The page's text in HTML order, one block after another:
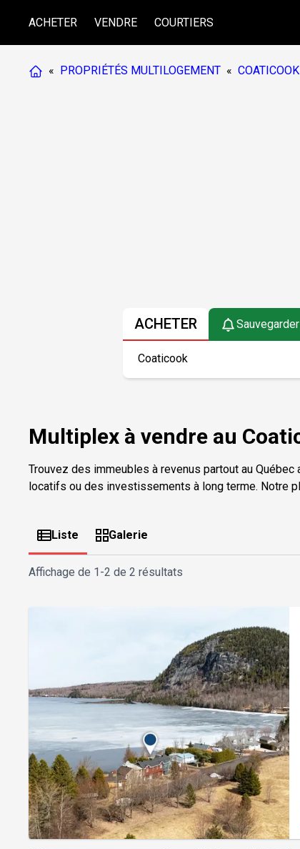
ACHETER VENDRE COURTIERS
« PROPRIÉTÉS MULTILOGEMENT « COATICOOK
ACHETER Sauvegarder
Multiplex à vendre au
Trouvez des immeubles à revenus partout au Québec
locatifs ou des investissements à long terme. Notre
Liste Galerie
Affichage de 1-2 de 2 résultats